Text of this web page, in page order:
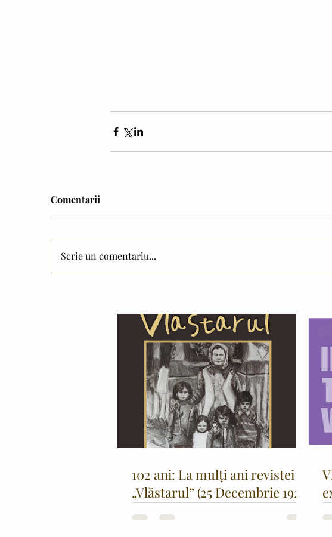
Our Recent Posts
Comentarii
Scrie un comentariu...
102 ani: La mulți ani revistei
„Vlăstarul” (25 Decembrie 1923
- 25 Decembrie 2025)